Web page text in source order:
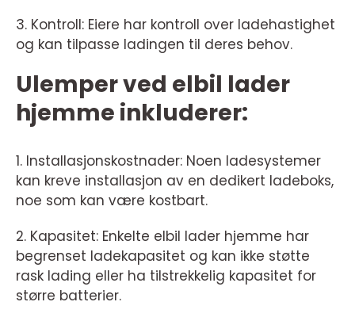
3. Kontroll: Eiere har kontroll over ladehastighet
og kan tilpasse ladingen til deres behov.
Ulemper ved elbil lader
hjemme inkluderer:
1. Installasjonskostnader: Noen ladesystemer
kan kreve installasjon av en dedikert ladeboks,
noe som kan være kostbart.
2. Kapasitet: Enkelte elbil lader hjemme har
begrenset ladekapasitet og kan ikke støtte
rask lading eller ha tilstrekkelig kapasitet for
større batterier.